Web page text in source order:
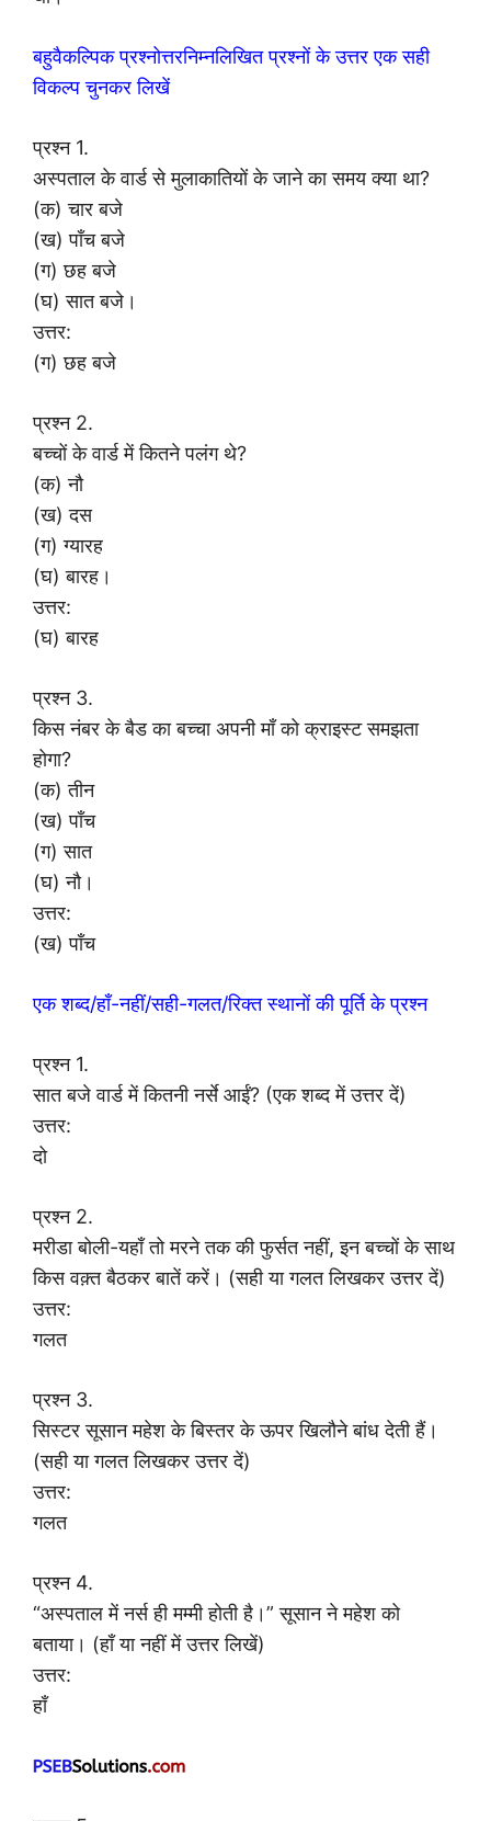
बहुवैकल्पिक प्रश्नोत्तरनिम्नलिखित प्रश्नों के उत्तर एक सही
विकल्प चुनकर लिखें
प्रश्न 1.
अस्पताल के वार्ड से मुलाकातियों के जाने का समय क्या था?
(क) चार बजे
(ख) पाँच बजे
(ग) छह बजे
(घ) सात बजे।
उत्तर:
(ग) छह बजे
प्रश्न 2.
बच्चों के वार्ड में कितने पलंग थे?
(क) नौ
(ख) दस
(ग) ग्यारह
(घ) बारह।
उत्तर:
(घ) बारह
प्रश्न 3.
किस नंबर के बैड का बच्चा अपनी माँ को क्राइस्ट समझता
होगा?
(क) तीन
(ख) पाँच
(ग) सात
(घ) नौ।
उत्तर:
(ख) पाँच
एक शब्द/हाँ-नहीं/सही-गलत/रिक्त स्थानों की पूर्ति के प्रश्न
प्रश्न 1.
सात बजे वार्ड में कितनी नर्से आईं? (एक शब्द में उत्तर दें)
उत्तर:
दो
प्रश्न 2.
मरीडा बोली-यहाँ तो मरने तक की फुर्सत नहीं, इन बच्चों के साथ
किस वक़्त बैठकर बातें करें। (सही या गलत लिखकर उत्तर दें)
उत्तर:
गलत
प्रश्न 3.
सिस्टर सूसान महेश के बिस्तर के ऊपर खिलौने बांध देती हैं।
(सही या गलत लिखकर उत्तर दें)
उत्तर:
गलत
प्रश्न 4.
“अस्पताल में नर्स ही मम्मी होती है।” सूसान ने महेश को
बताया। (हाँ या नहीं में उत्तर लिखें)
उत्तर:
हाँ